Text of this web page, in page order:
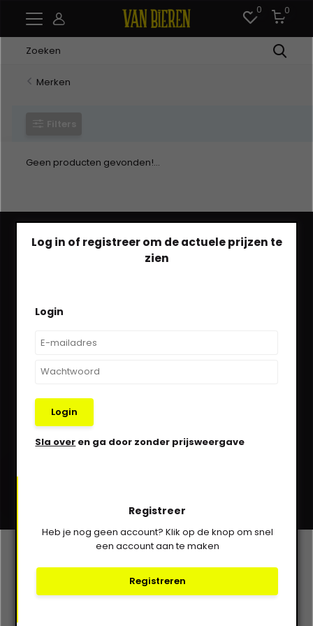
0 0
Log in of registreer om de actuele prijzen te
zien
Login
Login
Sla over en ga door zonder prijsweergave
Registreer
Heb je nog geen account? Klik op de knop om snel
een account aan te maken
Registreren
Merken
Geen producten gevonden!...
We helpen je graag via Whatsapp!
verkoop@vanbieren.nl
Mijn account